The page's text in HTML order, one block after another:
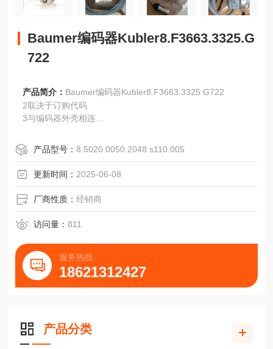
Baumer编码器Kubler8.F3663.3325.G
722
产品简介： Baumer编码器Kubler8.F3663.3325.G722
2取决于订购代码
3与编码器外壳相连
TPE电缆标准工业类型RI58-O/RI58-T
增量式实心轴编码
同步法兰，58mm
连接电缆，轴向/径向
接头12极，轴向/径向
安装螺纹M4x5
弹性安装，电缆弯曲半径R≥100mm
尺寸单位：mm
夹紧法兰，58mm
连接电缆，轴向/径向
产品型号：8.5020.0050.2048.s110.005
更新时间： 2025-06-08
厂商性质：经销商
访问量：811
服务热线
18621312427
产品分类